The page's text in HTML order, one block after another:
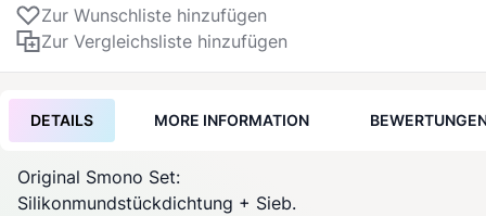
Zur Wunschliste hinzufügen
Zur Vergleichsliste hinzufügen
DETAILS MORE INFORMATION
Original Smono Set:
Silikonmundstückdichtung + Sieb.